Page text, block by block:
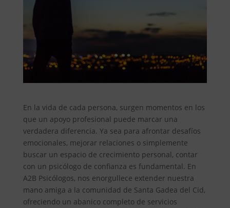
En la vida de cada persona, surgen momentos en los
que un apoyo profesional puede marcar una
verdadera diferencia. Ya sea para afrontar desafíos
emocionales, mejorar relaciones o simplemente
buscar un espacio de crecimiento personal, contar
con un psicólogo de confianza es fundamental. En
A2B Psicólogos, nos enorgullece extender nuestra
mano amiga a la comunidad de Santa Gadea del Cid,
ofreciendo un abanico completo de servicios